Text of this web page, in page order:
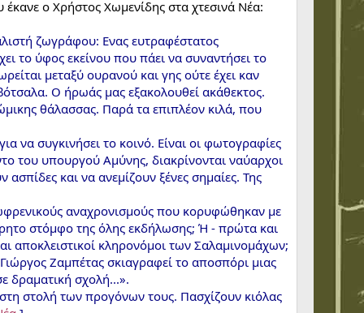
ο Χρήστος Χωμενίδης στα χτεσινά Νέα:
ζωγράφου: Ενας ευτραφέστατος
το ύφος εκείνου που πάει να συναντήσει το
μεταξύ ουρανού και γης ούτε έχει καν
Ο ήρωάς μας εξακολουθεί ακάθεκτος.
θάλασσας. Παρά τα επιπλέον κιλά, που
να συγκινήσει το κοινό. Είναι οι φωτογραφίες
του υπουργού Αμύνης, διακρίνονται ναύαρχοι
και να ανεμίζουν ξένες σημαίες. Της
αναχρονισμούς που κορυφώθηκαν με
στόμφο της όλης εκδήλωσης; Ή - πρώτα και
αποκλειστικοί κληρονόμοι των Σαλαμινομάχων;
Ζαμπέτας σκιαγραφεί το αποσπόρι μιας
δραματική σχολή...».
στολή των προγόνων τους. Πασχίζουν κιόλας